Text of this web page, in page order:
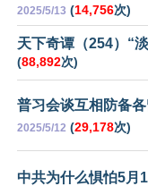
2025/5/13 (14,756次)
天下奇谭（254）“
(88,892次)
普习会谈互相防备
2025/5/12 (29,178次)
中共为什么惧怕5月